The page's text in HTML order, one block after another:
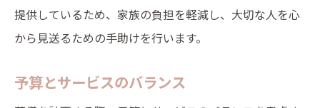
提供しているため、家族の負担を軽減し、大切な人を心
から見送るための手助けを行います。
予算とサービスのバランス